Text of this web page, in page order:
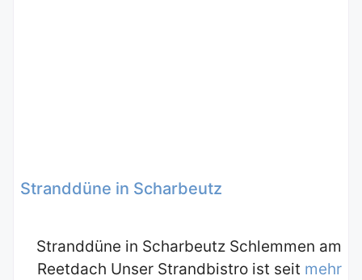
Stranddüne in Scharbeutz
Stranddüne in Scharbeutz Schlemmen am
Reetdach Unser Strandbistro ist seit mehr